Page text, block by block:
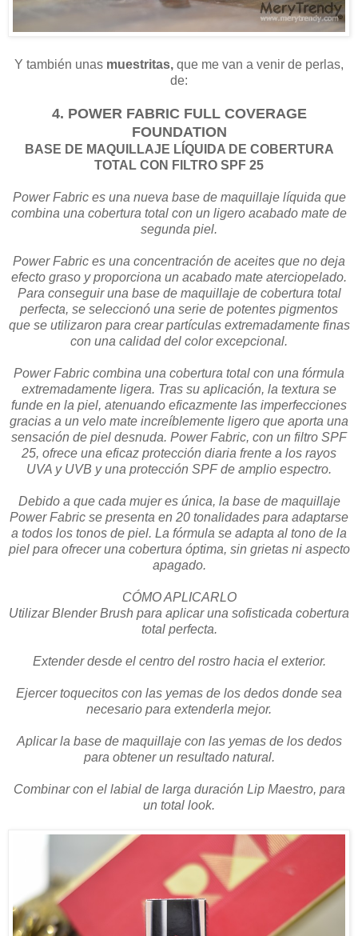
Y también unas muestritas, que me van a venir de perlas,
de:
4. POWER FABRIC FULL COVERAGE
FOUNDATION
BASE DE MAQUILLAJE LÍQUIDA DE COBERTURA
TOTAL CON FILTRO SPF 25
Power Fabric es una nueva base de maquillaje líquida que
combina una cobertura total con un ligero acabado mate de
segunda piel.
Power Fabric es una concentración de aceites que no deja
efecto graso y proporciona un acabado mate aterciopelado.
Para conseguir una base de maquillaje de cobertura total
perfecta, se seleccionó una serie de potentes pigmentos
que se utilizaron para crear partículas extremadamente finas
con una calidad del color excepcional.
Power Fabric combina una cobertura total con una fórmula
extremadamente ligera. Tras su aplicación, la textura se
funde en la piel, atenuando eficazmente las imperfecciones
gracias a un velo mate increíblemente ligero que aporta una
sensación de piel desnuda. Power Fabric, con un filtro SPF
25, ofrece una eficaz protección diaria frente a los rayos
UVA y UVB y una protección SPF de amplio espectro.
Debido a que cada mujer es única, la base de maquillaje
Power Fabric se presenta en 20 tonalidades para adaptarse
a todos los tonos de piel. La fórmula se adapta al tono de la
piel para ofrecer una cobertura óptima, sin grietas ni aspecto
apagado.
CÓMO APLICARLO
Utilizar Blender Brush para aplicar una sofisticada cobertura
total perfecta.
Extender desde el centro del rostro hacia el exterior.
Ejercer toquecitos con las yemas de los dedos donde sea
necesario para extenderla mejor.
Aplicar la base de maquillaje con las yemas de los dedos
para obtener un resultado natural.
Combinar con el labial de larga duración Lip Maestro, para
un total look.